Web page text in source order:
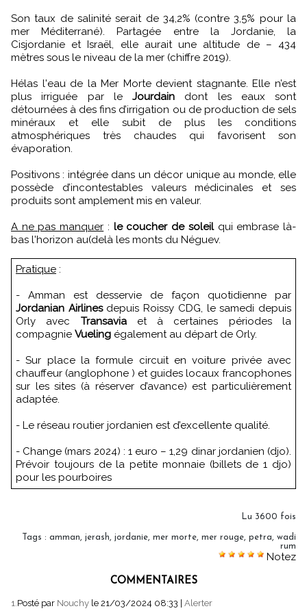
Son taux de salinité serait de 34,2% (contre 3,5% pour la
mer Méditerrané). Partagée entre la Jordanie, la
Cisjordanie et Israël, elle aurait une altitude de – 434
mètres sous le niveau de la mer (chiffre 2019).
Hélas l'eau de la Mer Morte devient stagnante. Elle n’est
plus irriguée par le Jourdain dont les eaux sont
détournées à des fins d’irrigation ou de production de sels
minéraux et elle subit de plus les conditions
atmosphériques très chaudes qui favorisent son
évaporation.
Positivons : intégrée dans un décor unique au monde, elle
possède d’incontestables valeurs médicinales et ses
produits sont amplement mis en valeur.
A ne pas manquer : le coucher de soleilqui embrase là-
bas l'horizon au(delà les monts du Néguev.
Pratique :
- Amman est desservie de façon quotidienne par
Jordanian Airlinesdepuis Roissy CDG, le samedi depuis
Orly avec Transaviaet à certaines périodes la
compagnie Vueling également au départ de Orly.
- Sur place la formule circuit en voiture privée avec
chauffeur (anglophone ) et guides locaux francophones
sur les sites (à réserver d’avance) est particulièrement
adaptée.
- Le réseau routier jordanien est d’excellente qualité.
- Change (mars 2024) : 1 euro – 1,29 dinar jordanien (djo).
Prévoir toujours de la petite monnaie (billets de 1 djo)
pour les pourboires
Lu 3600 fois
Tags : amman, jerash, jordanie, mer morte, mer rouge, petra, wadi
rum
Notez
COMMENTAIRES
1.Posté par Nouchy le 21/03/2024 08:33
Alerter